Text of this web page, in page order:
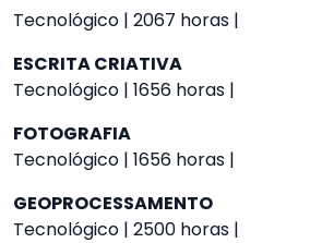
Tecnológico | 2067 horas |
ESCRITA CRIATIVA
Tecnológico | 1656 horas |
FOTOGRAFIA
Tecnológico | 1656 horas |
GEOPROCESSAMENTO
Tecnológico | 2500 horas |